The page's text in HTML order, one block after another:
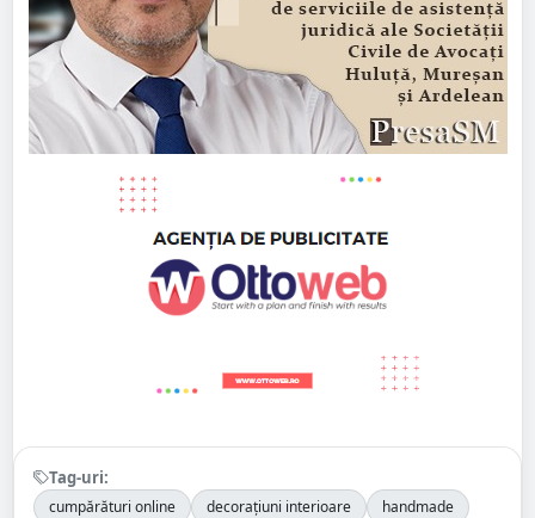
Tag-uri:
cumpărături online decorațiuni interioare
handmade